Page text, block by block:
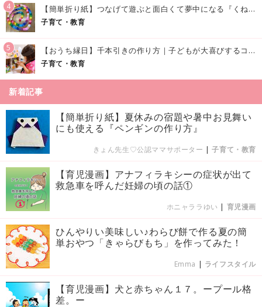
4 【簡単折り紙】つなげて遊ぶと面白くて夢中になる『くねくねへびさんの作り方』
子育て・教育
5 【おうち縁日】千本引きの作り方｜子どもが大喜びするコツやアイデア♪
子育て・教育
新着記事
【簡単折り紙】夏休みの宿題や暑中お見舞い
にも使える『ペンギンの作り方』
きょん先生♡公認ママサポーター |子育て・教育
【育児漫画】アナフィラキシーの症状が出て
救急車を呼んだ妊婦の頃の話①
ホニャララゆい | 育児漫画
ひんやりい美味しい♪わらび餅で作る夏の簡
単おやつ「きゃらびもち」を作ってみた！
Emma | ライフスタイル
【育児漫画】犬と赤ちゃん１７。ープール格
差。ー